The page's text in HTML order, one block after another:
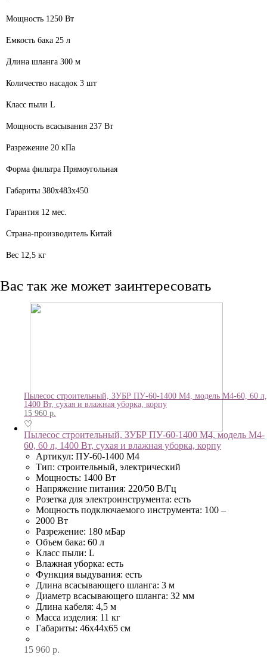
Мощность 1250 Вт
Емкость бака 25 л
Длина шланга 300 м
Количество насадок 3 шт
Класс пыли L
Мощность всасывания 237 Вт
Разрежение 20 кПа
Форма фильтра Прямоугольная
Габариты 380х483х450
Гарантия 12 мес.
Страна-производитель Китай
Вес 12,5 кг
Вас так же может заинтересовать
Пылесос строительный, ЗУБР ПУ-60-1400 М4, модель М4-60, 60 л,
1400 Вт, сухая и влажная уборка, корпу
15 960 р.
♡
Пылесос строительный, ЗУБР ПУ-60-1400 М4, модель М4-
60, 60 л, 1400 Вт, сухая и влажная уборка, корпу
Артикул: ПУ-60-1400 М4
Тип: строительный, электрический
Мощность: 1400 Вт
Напряжение питания: 220/50 В/Гц
Розетка для электроинструмента: есть
Мощность подключаемого инструмента: 100 –
2000 Вт
Разрежение: 180 мБар
Объем бака: 60 л
Класс пыли: L
Влажная уборка: есть
Функция выдувания: есть
Длина всасывающего шланга: 3 м
Диаметр всасывающего шланга: 32 мм
Длина кабеля: 4,5 м
Масса изделия: 11 кг
Габариты: 46x44x65 см
15 960 р.